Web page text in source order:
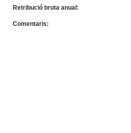
Retribució bruta anual:
Comentaris: